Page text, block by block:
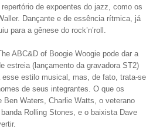
de expoentes do jazz, como os
Dançante e de essência rítmica, já
para a gênese do rock’n’roll.
he ABC&D of Boogie Woogie pode dar a
estreia (lançamento da gravadora ST2)
estilo musical, mas, de fato, trata-se
de seus integrantes. O que os
Ben Waters, Charlie Watts, o veterano
Rolling Stones, e o baixista Dave